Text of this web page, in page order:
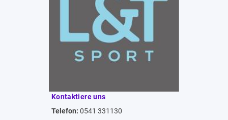
Kontaktiere uns
Telefon: 0541 331130